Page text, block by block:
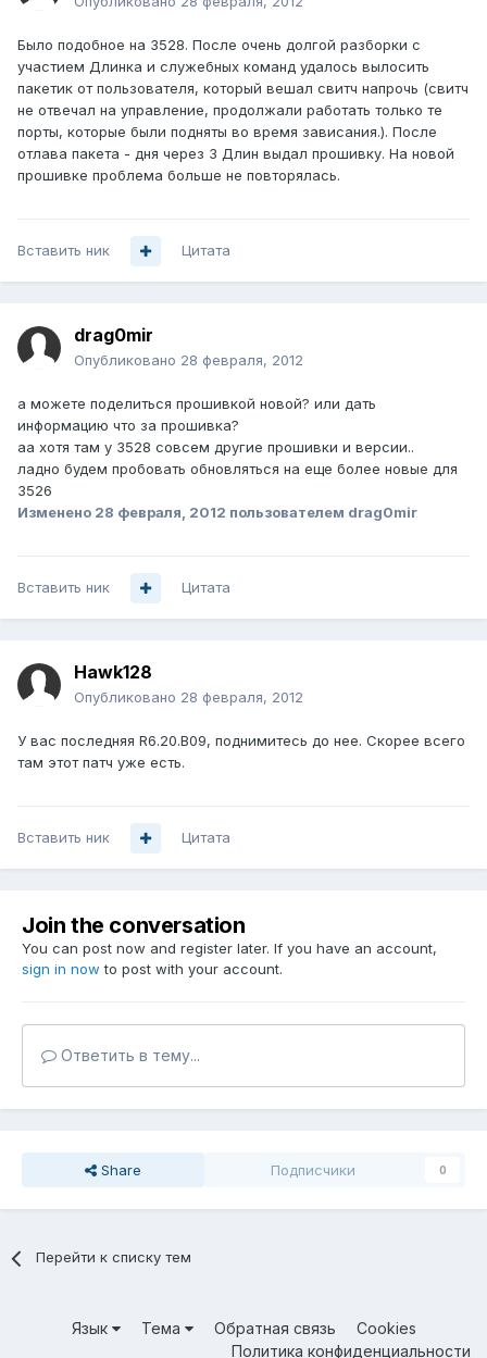
Было подобное на 3528. После очень долгой разборки с
участием Длинка и служебных команд удалось вылосить
пакетик от пользователя, который вешал свитч напрочь (свитч
не отвечал на управление, продолжали работать только те
порты, которые были подняты во время зависания.). После
отлава пакета - дня через 3 Длин выдал прошивку. На новой
прошивке проблема больше не повторялась.
Вставить ник Цитата
drag0mir
Опубликовано 28 февраля, 2012
а можете поделиться прошивкой новой? или дать
информацию что за прошивка?
аа хотя там у 3528 совсем другие прошивки и версии..
ладно будем пробовать обновляться на еще более новые для
3526
Изменено 28 февраля, 2012 пользователем drag0mir
Вставить ник Цитата
Hawk128
Опубликовано 28 февраля, 2012
У вас последняя R6.20.B09, поднимитесь до нее. Скорее всего
там этот патч уже есть.
Вставить ник Цитата
Join the conversation
You can post now and register later. If you have an account,
sign in now to post with your account.
Ответить в тему...
Share Подписчики 0
Перейти к списку тем
Язык Тема Обратная связь
Cookies
Политика конфиденциальности